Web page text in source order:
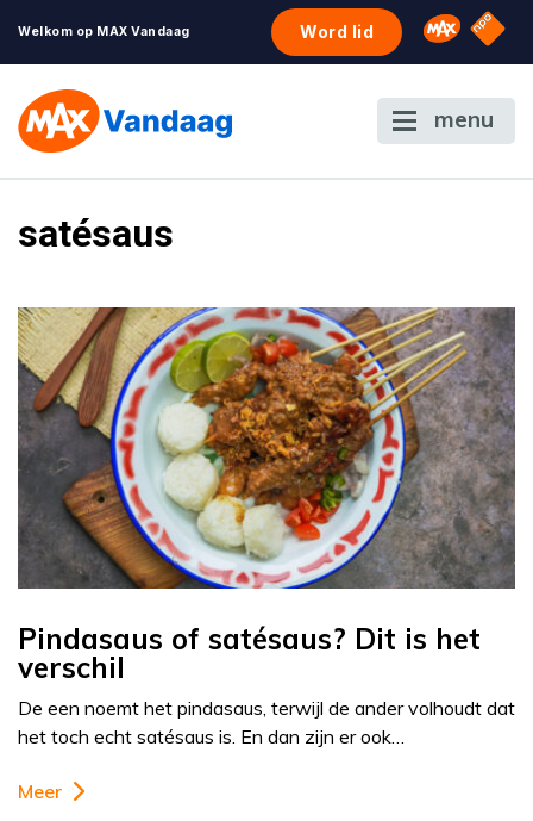
Welkom op MAX Vandaag Word lid Omroep
NPO
menu
satésaus
Pindasaus of satésaus? Dit is het
verschil
De een noemt het pindasaus, terwijl de ander volhoudt dat
het toch echt satésaus is. En dan zijn er ook…
Meer